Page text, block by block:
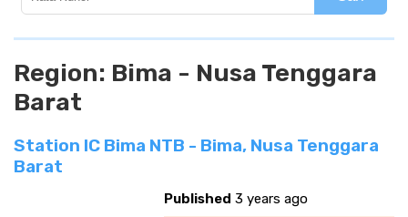
Region: Bima - Nusa Tenggara
Barat
Station IC Bima NTB - Bima, Nusa Tenggara
Barat
Published 3 years ago